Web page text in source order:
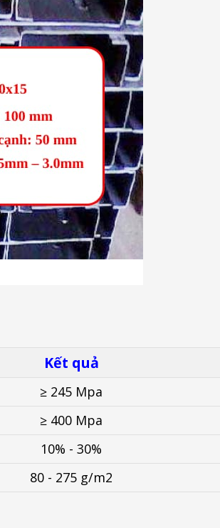
Kết quả
≥ 245 Mpa
≥ 400 Mpa
10% - 30%
80 - 275 g/m2